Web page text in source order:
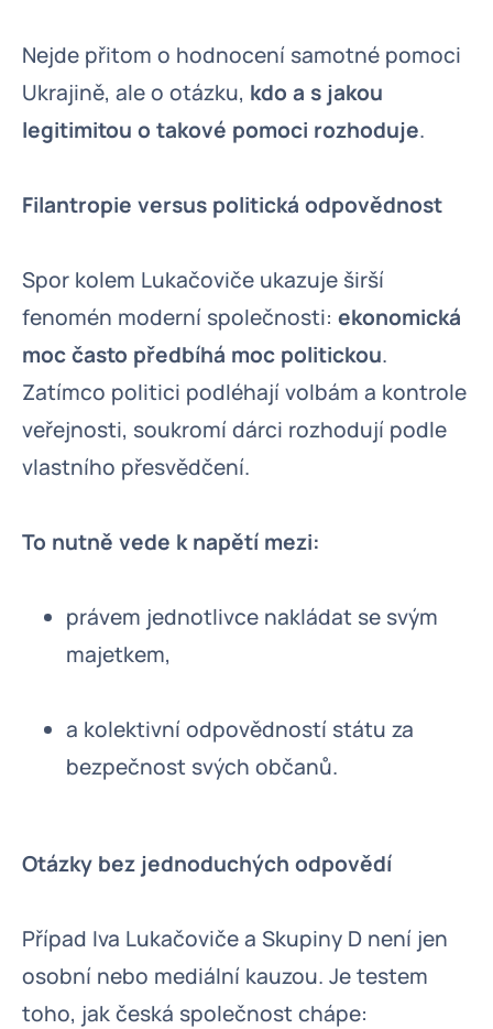
Nejde přitom o hodnocení samotné pomoci
Ukrajině, ale o otázku, kdo a s jakou
legitimitou o takové pomoci rozhoduje.
Filantropie versus politická odpovědnost
Spor kolem Lukačoviče ukazuje širší
fenomén moderní společnosti: ekonomická
moc často předbíhá moc politickou.
Zatímco politici podléhají volbám a kontrole
veřejnosti, soukromí dárci rozhodují podle
vlastního přesvědčení.
To nutně vede k napětí mezi:
právem jednotlivce nakládat se svým
majetkem,
a kolektivní odpovědností státu za
bezpečnost svých občanů.
Otázky bez jednoduchých odpovědí
Případ Iva Lukačoviče a Skupiny D není jen
osobní nebo mediální kauzou. Je testem
toho, jak česká společnost chápe: